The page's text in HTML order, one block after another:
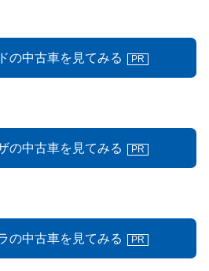
の中古車を見てみる PR
の中古車を見てみる PR
の中古車を見てみる PR